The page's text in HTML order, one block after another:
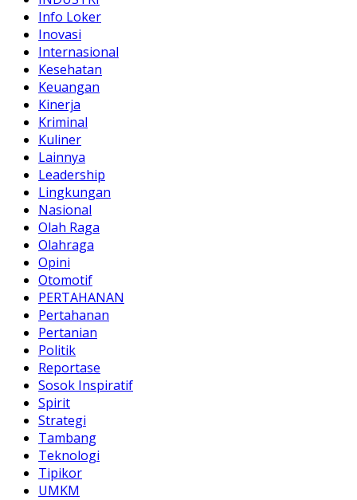
Info Loker
Inovasi
Internasional
Kesehatan
Keuangan
Kinerja
Kriminal
Kuliner
Lainnya
Leadership
Lingkungan
Nasional
Olah Raga
Olahraga
Opini
Otomotif
PERTAHANAN
Pertahanan
Pertanian
Politik
Reportase
Sosok Inspiratif
Spirit
Strategi
Tambang
Teknologi
Tipikor
UMKM